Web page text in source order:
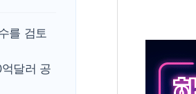
부과…美 태양광주 급등
사망해도 놀랍지 않아"
를 검토
달러 공